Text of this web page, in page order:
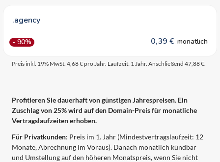
.agency
- 90% 0,39 € monatlich
Preis inkl. 19% MwSt. 4,68 € pro Jahr. Laufzeit: 1 Jahr. Anschließend 47,88 €.
Profitieren Sie dauerhaft von günstigen Jahrespreisen. Ein
Zuschlag von 25% wird auf den Domain-Preis für monatliche
Vertragslaufzeiten erhoben.
Für Privatkunden: Preis im 1. Jahr (Mindestvertragslaufzeit: 12
Monate, Abrechnung im Voraus). Danach monatlich kündbar
und Umstellung auf den höheren Monatspreis, wenn Sie nicht